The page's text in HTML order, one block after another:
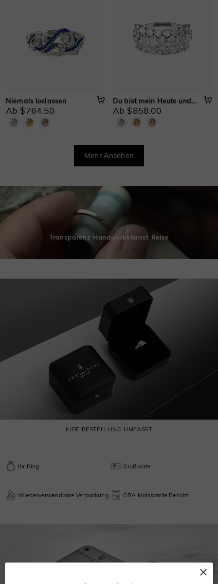
Niemals loslassen
Ab $764.50
Du bist mein Heute und Morgen
Ab $858.00
Mehr Ansehen
Transparenz Handwerkskunst Reise
IHRE BESTELLUNG UMFASST
Ihr Ring Grußkarte
Wiederverwendbare Verpackung GRA Moissanite Bericht